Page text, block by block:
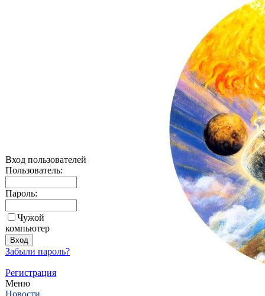
Вход пользователей
Пользователь:
Пароль:
Чужой
компьютер
Забыли пароль?
Регистрация
Меню
Новости